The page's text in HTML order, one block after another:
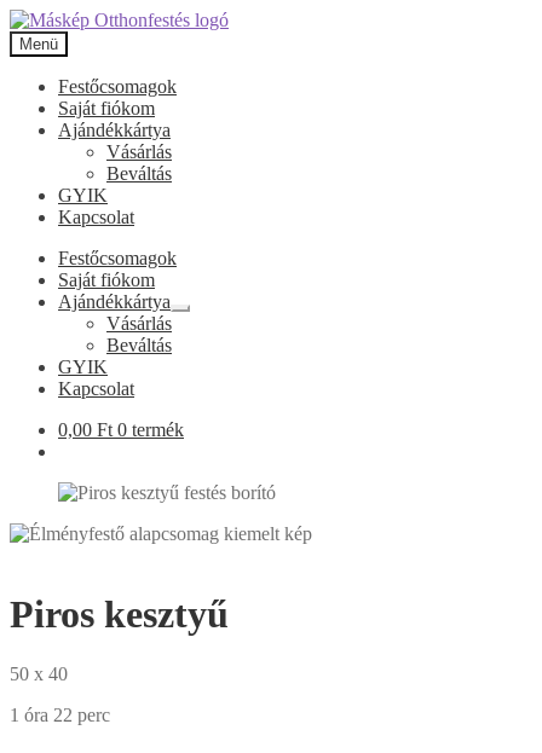
Ugrás
Kilépés
Menü
Festőcsomagok
Saját fiókom
Ajándékkártya
Vásárlás
Beváltás
GYIK
Kapcsolat
Festőcsomagok
Saját fiókom
Ajándékkártya
Expand
Vásárlás
Beváltás
GYIK
Kapcsolat
0,00 Ft 0 termék
Piros kesztyű
50 x 40
1 óra 22 perc